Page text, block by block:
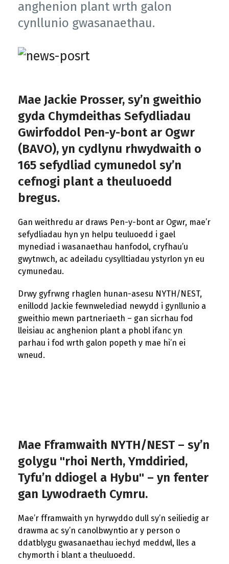
anghenion plant wrth galon
cynllunio gwasanaethau.
Mae Jackie Prosser, sy’n gweithio
gyda Chymdeithas Sefydliadau
Gwirfoddol Pen-y-bont ar Ogwr
(BAVO), yn cydlynu rhwydwaith o
165 sefydliad cymunedol sy’n
cefnogi plant a theuluoedd
bregus.
Gan weithredu ar draws Pen-y-bont ar Ogwr, mae’r
sefydliadau hyn yn helpu teuluoedd i gael
mynediad i wasanaethau hanfodol, cryfhau’u
gwytnwch, ac adeiladu cysylltiadau ystyrlon yn eu
cymunedau.
Drwy gyfrwng rhaglen hunan-asesu NYTH/NEST,
enillodd Jackie fewnwelediad newydd i gynllunio a
gweithio mewn partneriaeth – gan sicrhau fod
lleisiau ac anghenion plant a phobl ifanc yn
parhau i fod wrth galon popeth y mae hi’n ei
wneud.
Mae Fframwaith NYTH/NEST – sy’n
golygu "rhoi Nerth, Ymddiried,
Tyfu’n ddiogel a Hybu" – yn fenter
gan Lywodraeth Cymru.
Mae’r fframwaith yn hyrwyddo dull sy’n seiliedig ar
drawma ac sy’n canolbwyntio ar y person o
ddatblygu gwasanaethau iechyd meddwl, lles a
chymorth i blant a theuluoedd.